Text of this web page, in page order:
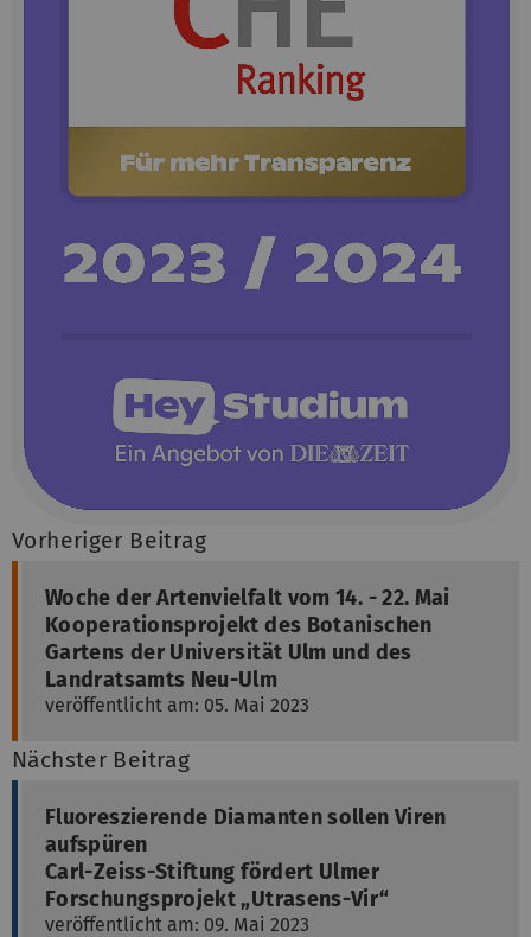
Vorheriger Beitrag
Woche der Artenvielfalt vom 14. - 22. Mai
Kooperationsprojekt des Botanischen
Gartens der Universität Ulm und des
Landratsamts Neu-Ulm
veröffentlicht am: 05. Mai 2023
Nächster Beitrag
Fluoreszierende Diamanten sollen Viren
aufspüren
Carl-Zeiss-Stiftung fördert Ulmer
Forschungsprojekt „Utrasens-Vir“
veröffentlicht am: 09. Mai 2023